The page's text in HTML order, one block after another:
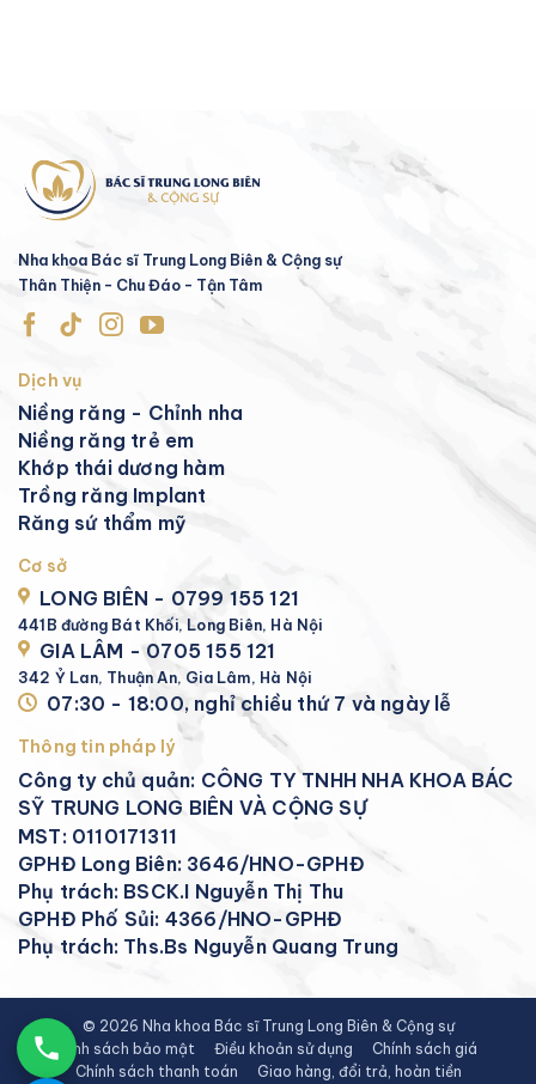
Nha khoa Bác sĩ Trung Long Biên & Cộng sự
Thân Thiện - Chu Đáo - Tận Tâm
Dịch vụ
Niềng răng - Chỉnh nha
Niềng răng trẻ em
Khớp thái dương hàm
Trồng răng Implant
Răng sứ thẩm mỹ
Cơ sở
LONG BIÊN - 0799 155 121
441B đường Bát Khối, Long Biên, Hà Nội
GIA LÂM - 0705 155 121
342 Ỷ Lan, Thuận An, Gia Lâm, Hà Nội
07:30 - 18:00, nghỉ chiều thứ 7 và ngày lễ
Thông tin pháp lý
Công ty chủ quản: CÔNG TY TNHH NHA KHOA BÁC
SỸ TRUNG LONG BIÊN VÀ CỘNG SỰ
MST: 0110171311
GPHĐ Long Biên: 3646/HNO-GPHĐ
Phụ trách: BSCK.I Nguyễn Thị Thu
GPHĐ Phố Sủi: 4366/HNO-GPHĐ
Phụ trách: Ths.Bs Nguyễn Quang Trung
© 2026 Nha khoa Bác sĩ Trung Long Biên & Cộng sự
Chính sách bảo mật
Điều khoản sử dụng
Chính sách giá
Chính sách thanh toán
Giao hàng, đổi trả, hoàn tiền